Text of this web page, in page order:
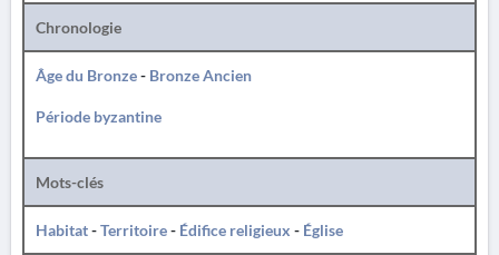
Chronologie
Âge du Bronze- Bronze Ancien
Période byzantine
Mots-clés
Habitat-Territoire- Édifice religieux - Église